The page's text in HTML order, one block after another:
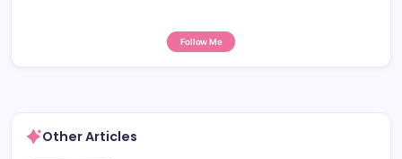
Follow Me
Other Articles